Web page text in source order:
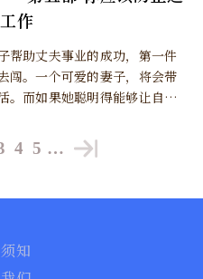
工作
帮助丈夫事业的成功，第一件
闯。一个可爱的妻子，将会带
。而如果她聪明得能够让自己
他有成就。
4 5 …
知